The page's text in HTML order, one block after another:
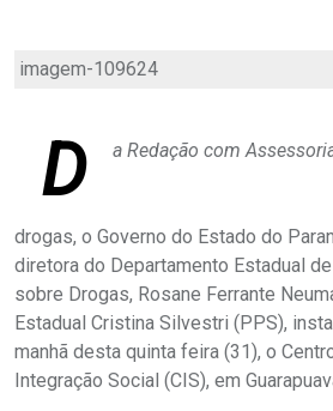
imagem-109624
D a Redação com
drogas, o Governo do Estado do
diretora do Departamento Estadual
sobre Drogas, Rosane Ferrante
Estadual Cristina Silvestri (PPS),
manhã desta quinta feira (31), o
Integração Social (CIS), em